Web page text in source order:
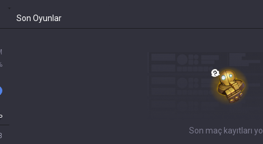
Son Oyunlar
Son maç kayıtları